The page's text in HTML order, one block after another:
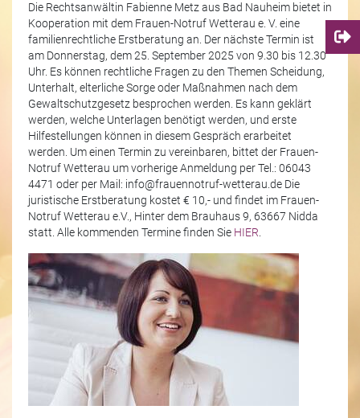
Die Rechtsanwältin Fabienne Metz aus Bad Nauheim bietet in
Kooperation mit dem Frauen-Notruf Wetterau e. V. eine
familienrechtliche Erstberatung an. Der nächste Termin ist
am Donnerstag, dem 25. September 2025 von 9.30 bis 12.30
Uhr. Es können rechtliche Fragen zu den Themen Scheidung,
Unterhalt, elterliche Sorge oder Maßnahmen nach dem
Gewaltschutzgesetz besprochen werden. Es kann geklärt
werden, welche Unterlagen benötigt werden, und erste
Hilfestellungen können in diesem Gespräch erarbeitet
werden. Um einen Termin zu vereinbaren, bittet der Frauen-
Notruf Wetterau um vorherige Anmeldung per Tel.: 06043
4471 oder per Mail: info@frauennotruf-wetterau.de Die
juristische Erstberatung kostet € 10,- und findet im Frauen-
Notruf Wetterau e.V., Hinter dem Brauhaus 9, 63667 Nidda
statt. Alle kommenden Termine finden Sie HIER